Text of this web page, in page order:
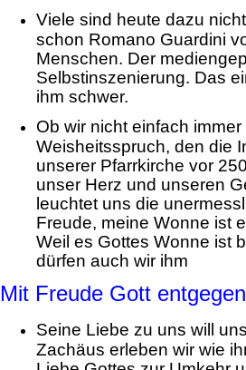
Viele sind heute dazu
schon Romano Guardini
Menschen. Der
Selbstinszenierung. Das
ihm schwer.
Ob wir nicht einfach
Weisheitsspruch, den die
unserer Pfarrkirche vor
unser Herz und unseren
leuchtet uns die
Freude, meine Wonne ist
Weil es Gottes Wonne ist
dürfen auch wir ihm
Mit Freude Gott
Seine Liebe zu uns will
Zachäus erleben wir wie